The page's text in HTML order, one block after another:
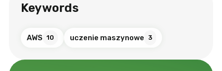
Keywords
AWS 10 uczenie maszynowe 3